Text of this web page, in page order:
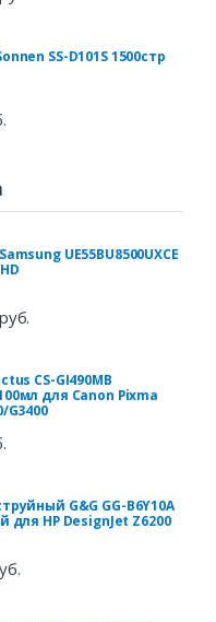
SS-D101S 1500стр
UE55BU8500UXCE
CS-GI490MB
для Canon Pixma
G3400
G&G GG-B6Y10A
для HP DesignJet Z6200